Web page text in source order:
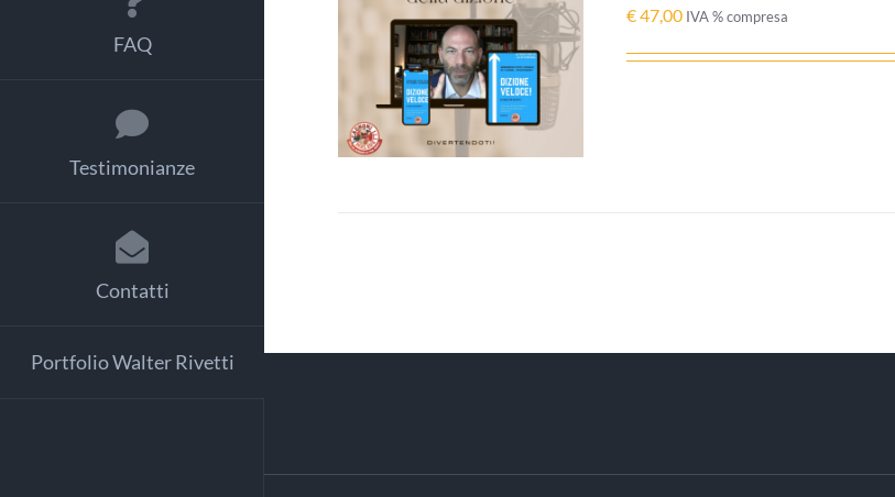
FAQ
Testimonianze
Contatti
Portfolio Walter Rivetti
AGGIUNGI AL
CARRELLO /
DETTAGLI
€47,00 IVA % compresa